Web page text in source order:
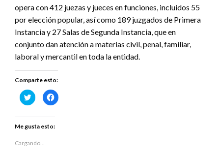
opera con 412 juezas y jueces en funciones, incluidos 55
por elección popular, así como 189 juzgados de Primera
Instancia y 27 Salas de Segunda Instancia, que en
conjunto dan atención a materias civil, penal, familiar,
laboral y mercantil en toda la entidad.
Comparte esto:
Haz
clic
en
Twitter
(Se
en
Haz
clic
Me gusta esto:
Cargando...